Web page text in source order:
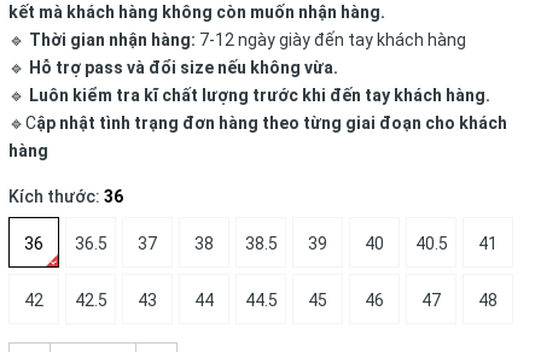
kết mà khách hàng không còn muốn nhận hàng.
🔹 Thời gian nhận hàng: 7-12 ngày giày đến tay khách hàng
🔹 Hỗ trợ pass và đổi size nếu không vừa.
🔹 Luôn kiểm tra kĩ chất lượng trước khi đến tay khách hàng.
🔹Cập nhật tình trạng đơn hàng theo từng giai đoạn cho khách
hàng
Kích thước: 36
36 36.5 37 38 38.5 39 40 40.5 41
42 42.5 43 44 44.5 45 46 47 48